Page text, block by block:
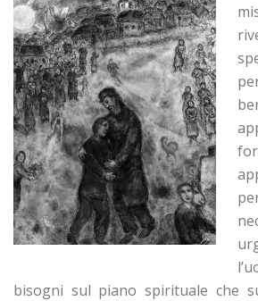
bisogni sul piano spirituale che